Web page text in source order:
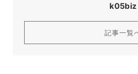
k05biz
記事一覧